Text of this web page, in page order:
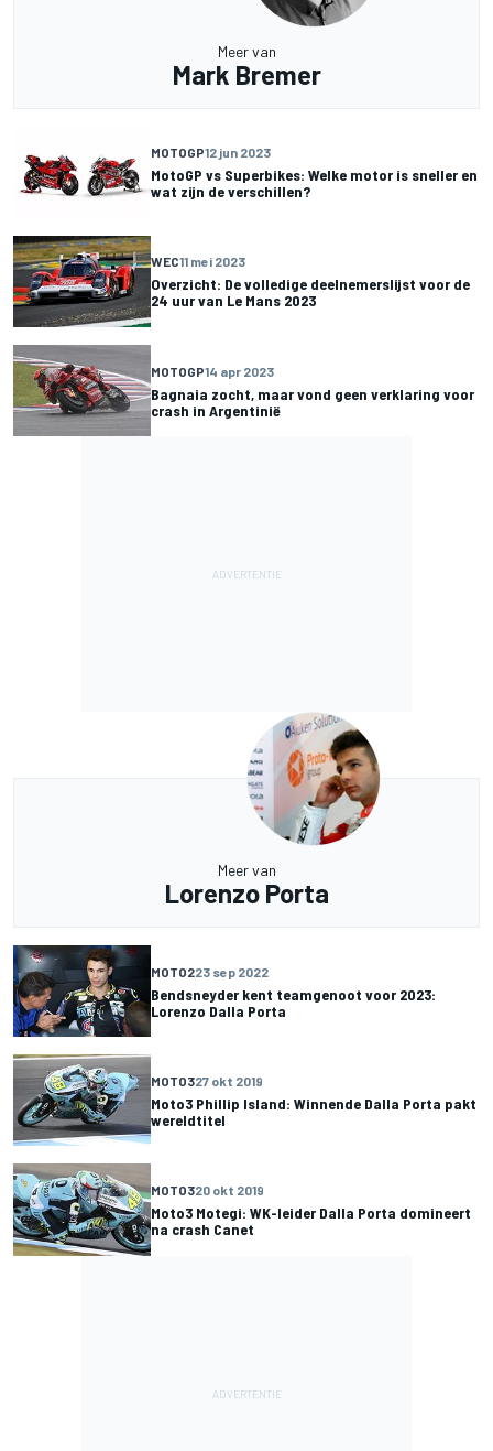
Meer van
Mark Bremer
MOTOGP12 jun 2023
MotoGP vs Superbikes: Welke motor is sneller en
wat zijn de verschillen?
WEC11 mei 2023
Overzicht: De volledige deelnemerslijst voor de
24 uur van Le Mans 2023
MOTOGP14 apr 2023
Bagnaia zocht, maar vond geen verklaring voor
crash in Argentinië
Meer van
Lorenzo Porta
MOTO223 sep 2022
Bendsneyder kent teamgenoot voor 2023:
Lorenzo Dalla Porta
MOTO327 okt 2019
Moto3 Phillip Island: Winnende Dalla Porta pakt
wereldtitel
MOTO320 okt 2019
Moto3 Motegi: WK-leider Dalla Porta domineert
na crash Canet